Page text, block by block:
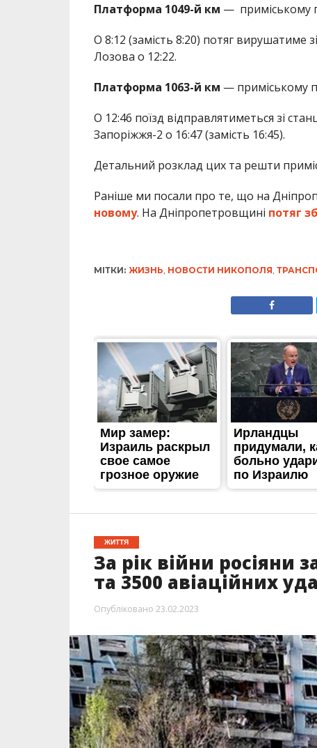
Платформа 1049-й км — приміському
О 8:12 (замість 8:20) потяг вирушатиме
Лозова о 12:22.
Платформа 1063-й км — приміському
О 12:46 поїзд відправлятиметься зі
Запоріжжя-2 о 16:47 (замість 16:45).
Детальний розклад цих та решти
Раніше ми посали про те, що на
новому. На Дніпропетровщині потяг
МІТКИ: ЖИЗНЬ, НОВОСТИ НИКОПОЛЯ,
ЖИТТЯ
За рік війни росіяни
та 3500 авіаційних
Опубліковано 23.02.2023